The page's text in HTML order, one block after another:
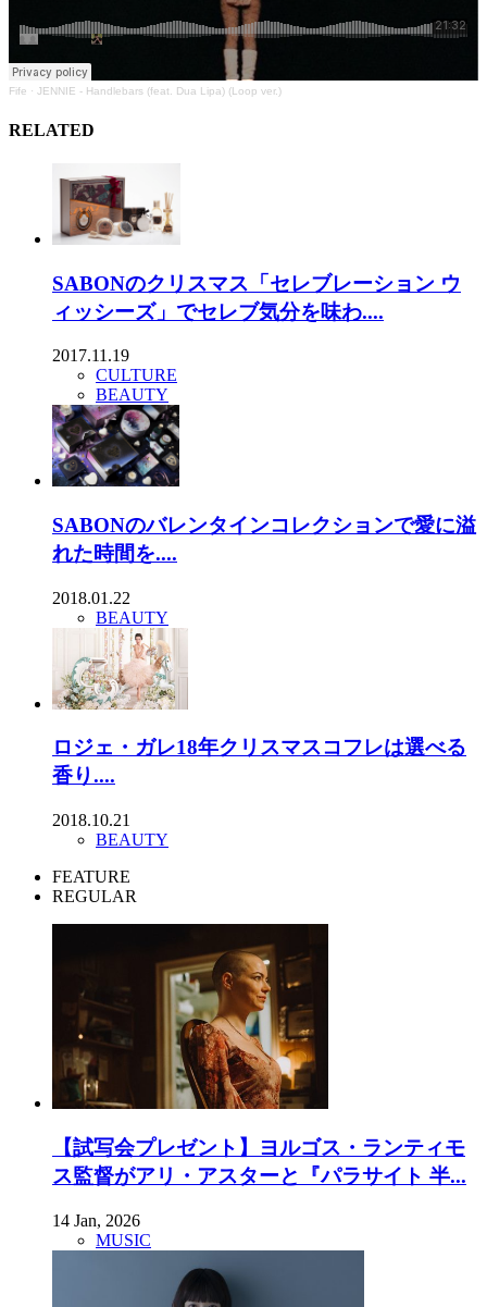
Fife · JENNIE - Handlebars (feat. Dua Lipa) (Loop ver.)
RELATED
SABONのクリスマス「セレブレーション ウ
ィッシーズ」でセレブ気分を味わ....
2017.11.19
CULTURE
BEAUTY
SABONのバレンタインコレクションで愛に溢
れた時間を....
2018.01.22
BEAUTY
ロジェ・ガレ18年クリスマスコフレは選べる
香り....
2018.10.21
BEAUTY
FEATURE
REGULAR
【試写会プレゼント】ヨルゴス・ランティモ
ス監督がアリ・アスターと『パラサイト 半...
14 Jan, 2026
MUSIC